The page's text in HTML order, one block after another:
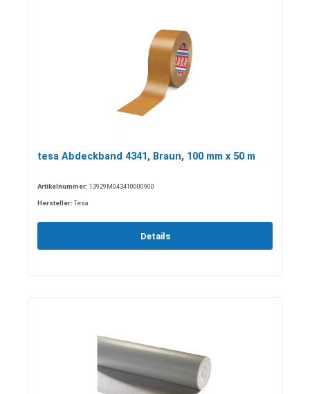
tesa Abdeckband 4341, Braun, 100 mm x 50 m
Artikelnummer: 13929M043410000900
Hersteller: Tesa
Details